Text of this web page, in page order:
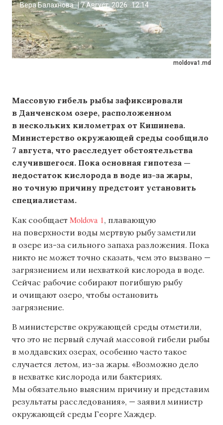
moldova1.md
Вера Балахнова |7 Август, 2026 12:14
Массовую гибель рыбы зафиксировали
в Данченском озере, расположенном
в нескольких километрах от Кишинева.
Министерство окружающей среды сообщило
7 августа, что расследует обстоятельства
случившегося. Пока основная гипотеза —
недостаток кислорода в воде из-за жары,
но точную причину предстоит установить
специалистам.
Как сообщает Moldova 1 , плавающую
на поверхности воды мертвую рыбу заметили
в озере из-за сильного запаха разложения. Пока
никто не может точно сказать, чем это вызвано —
загрязнением или нехваткой кислорода в воде.
Сейчас рабочие собирают погибшую рыбу
и очищают озеро, чтобы остановить
загрязнение.
В министерстве окружающей среды отметили,
что это не первый случай массовой гибели рыбы
в молдавских озерах, особенно часто такое
случается летом, из-за жары. «Возможно дело
в нехватке кислорода или бактериях.
Мы обязательно выясним причину и представим
результаты расследования», — заявил министр
окружающей среды Георге Хаждер.